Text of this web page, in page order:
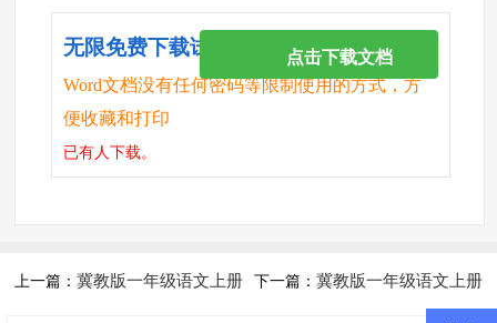
无限免费下载试卷
Word文档没有任何密码等限制使用的方式，方
便收藏和打印
已有人下载。
点击下载文档
上一篇：冀教版一年级语文上册 下一篇： 冀教版一年级语文上册